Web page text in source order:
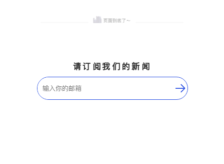
请订阅我们的新闻